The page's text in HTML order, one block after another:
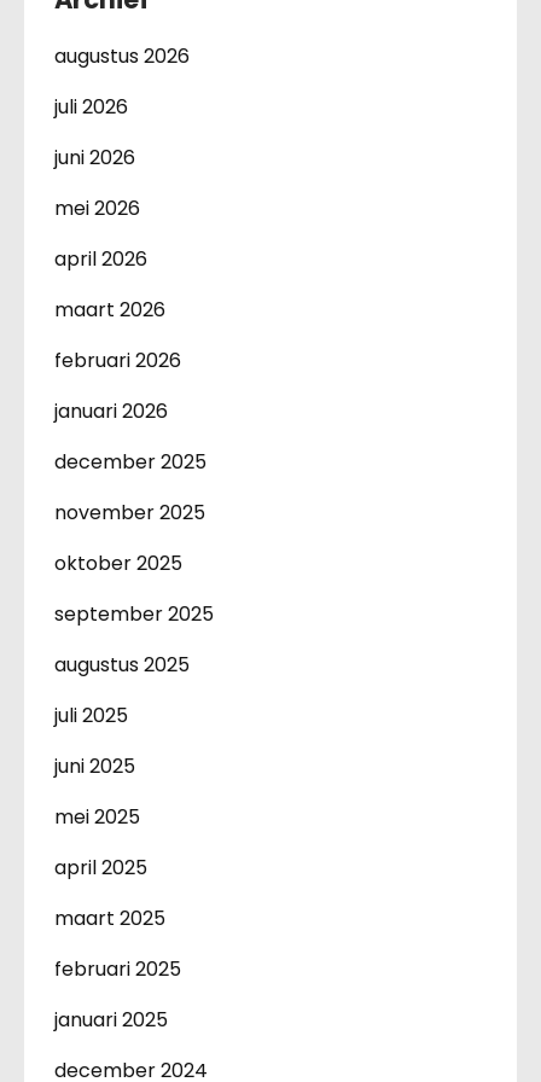
augustus 2026
juli 2026
juni 2026
mei 2026
april 2026
maart 2026
februari 2026
januari 2026
december 2025
november 2025
oktober 2025
september 2025
augustus 2025
juli 2025
juni 2025
mei 2025
april 2025
maart 2025
februari 2025
januari 2025
december 2024